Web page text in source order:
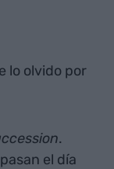
lo olvido por
.
el día